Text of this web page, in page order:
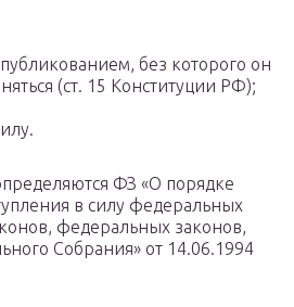
без которого он
(ст. 15 Конституции РФ);
ФЗ «О порядке
в силу федеральных
федеральных законов,
Собрания» от 14.06.1994